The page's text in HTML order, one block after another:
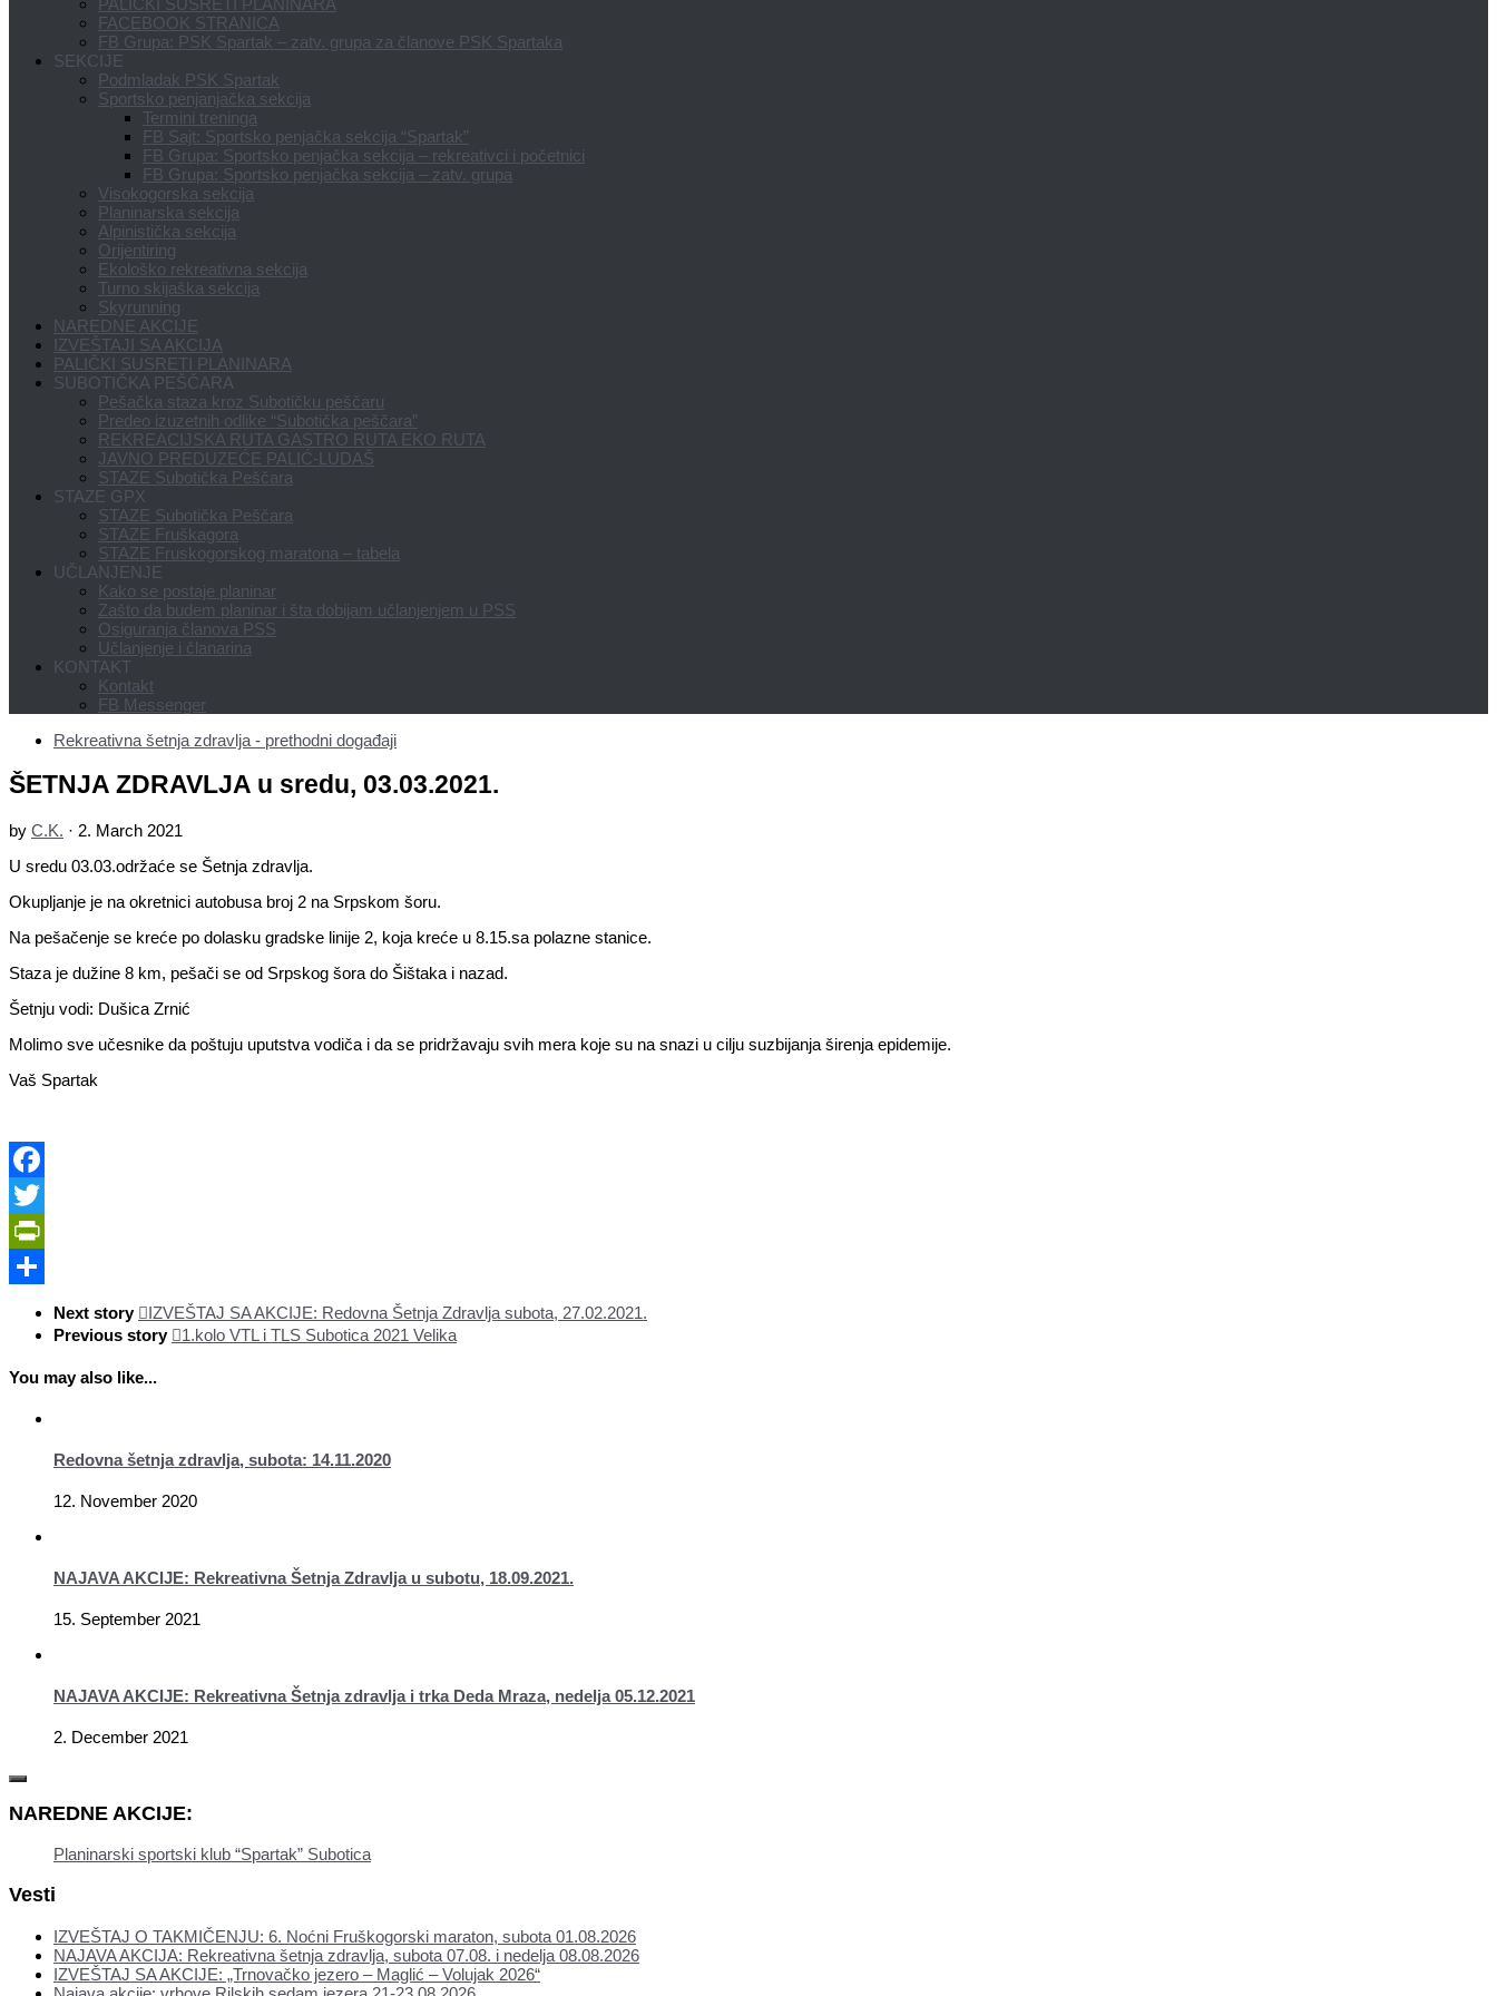
PALIČKI SUSRETI PLANINARA
FACEBOOK STRANICA
FB Grupa: PSK Spartak – zatv. grupa za članove PSK Spartaka
SEKCIJE
Podmladak PSK Spartak
Sportsko penjanjačka sekcija
Termini treninga
FB Sajt: Sportsko penjačka sekcija “Spartak”
FB Grupa: Sportsko penjačka sekcija – rekreativci i početnici
FB Grupa: Sportsko penjačka sekcija – zatv. grupa
Visokogorska sekcija
Planinarska sekcija
Alpinistička sekcija
Orijentiring
Ekološko rekreativna sekcija
Turno skijaška sekcija
Skyrunning
NAREDNE AKCIJE
IZVEŠTAJI SA AKCIJA
PALIČKI SUSRETI PLANINARA
SUBOTIČKA PEŠČARA
Pešačka staza kroz Subotičku peščaru
Predeo izuzetnih odlike “Subotička peščara”
REKREACIJSKA RUTA GASTRO RUTA EKO RUTA
JAVNO PREDUZEĆE PALIĆ-LUDAŠ
STAZE Subotička Peščara
STAZE GPX
STAZE Subotička Peščara
STAZE Fruškagora
STAZE Fruskogorskog maratona – tabela
UČLANJENJE
Kako se postaje planinar
Zašto da budem planinar i šta dobijam učlanjenjem u PSS
Osiguranja članova PSS
Učlanjenje i članarina
KONTAKT
Kontakt
FB Messenger
Rekreativna šetnja zdravlja - prethodni događaji
ŠETNJA ZDRAVLJA u sredu, 03.03.2021.
by C.K. · 2. March 2021
U sredu 03.03.održaće se Šetnja zdravlja.
Okupljanje je na okretnici autobusa broj 2 na Srpskom šoru.
Na pešačenje se kreće po dolasku gradske linije 2, koja kreće u 8.15.sa polazne stanice.
Staza je dužine 8 km, pešači se od Srpskog šora do Šištaka i nazad.
Šetnju vodi: Dušica Zrnić
Molimo sve učesnike da poštuju uputstva vodiča i da se pridržavaju svih mera koje su na snazi u cilju suzbijanja širenja epidemije.
Vaš Spartak
Facebook
Twitter
PrintFriendly
Next story
IZVEŠTAJ SA AKCIJE: Redovna Šetnja Zdravlja subota, 27.02.2021.
Previous story
1.kolo VTL i TLS Subotica 2021 Velika
You may also like...
Redovna šetnja zdravlja, subota: 14.11.2020
12. November 2020
NAJAVA AKCIJE: Rekreativna Šetnja Zdravlja u subotu, 18.09.2021.
15. September 2021
NAJAVA AKCIJE: Rekreativna Šetnja zdravlja i trka Deda Mraza, nedelja 05.12.2021
2. December 2021
NAREDNE AKCIJE:
Planinarski sportski klub “Spartak” Subotica
Vesti
IZVEŠTAJ O TAKMIČENJU: 6. Noćni Fruškogorski maraton, subota 01.08.2026
NAJAVA AKCIJA: Rekreativna šetnja zdravlja, subota 07.08. i nedelja 08.08.2026
IZVEŠTAJ SA AKCIJE: „Trnovačko jezero – Maglić – Volujak 2026“